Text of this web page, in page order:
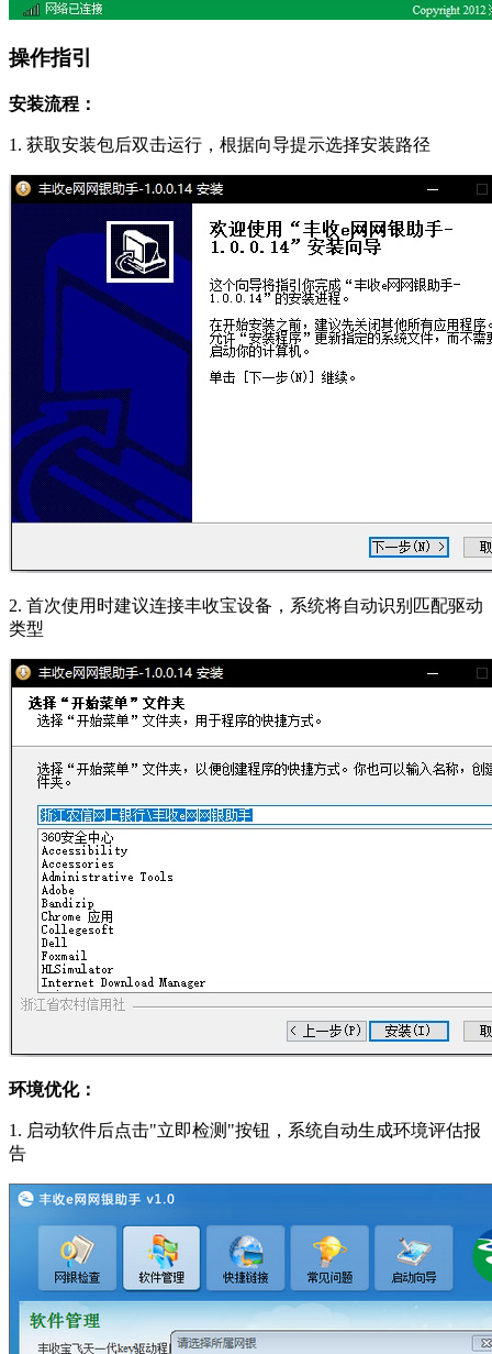
操作指引
安装流程：
1. 获取安装包后双击运行，根据向导提示选择安装路径
2. 首次使用时建议连接丰收宝设备，系统将自动识别匹配驱动
类型
环境优化：
1. 启动软件后点击"立即检测"按钮，系统自动生成环境评估报
告